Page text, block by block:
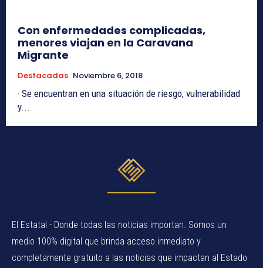
Con enfermedades complicadas,
menores viajan en la Caravana
Migrante
Destacadas Noviembre 6, 2018
· Se encuentran en una situación de riesgo, vulnerabilidad
y...
El Estatal - Donde todas las noticias importan. Somos un
medio 100% digital que brinda acceso inmediato y
completamente gratuito a las noticias que impactan al Estado